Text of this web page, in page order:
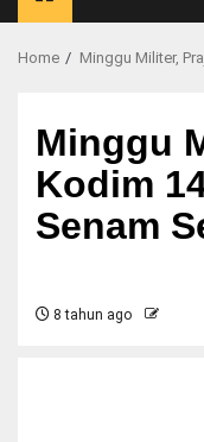
Home Minggu Militer,
Minggu
Kodim
Senam
8 tahun ago